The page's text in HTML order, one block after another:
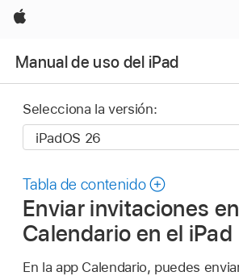
Apple
Manual de uso del iPad
Selecciona la versión:
Tabla de contenido
Enviar invitaciones en
Calendario en el iPad
En la app Calendario, puedes